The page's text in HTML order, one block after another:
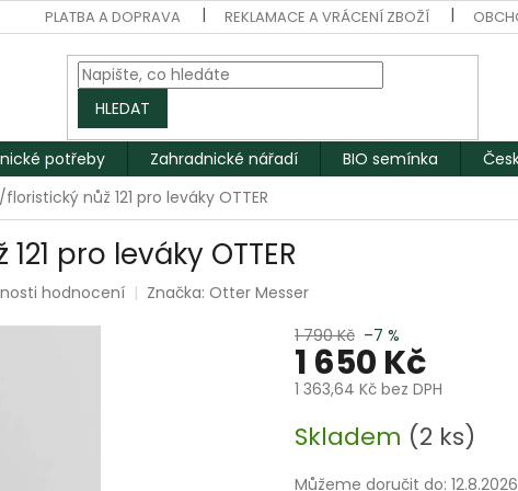
PLATBA A DOPRAVA REKLAMACE A VRÁCENÍ ZBOŽÍ
HLEDAT
potřeby Zahradnické nářadí BIO semínka
nůž 121 pro leváky OTTER
pro leváky OTTER
hodnocení Značka: Otter Messer
1 790 Kč –7 %
1 650 Kč
1 363,64 Kč bez DPH
cena:
Skladem (2 ks)
Můžeme doručit do: 12.8.2026